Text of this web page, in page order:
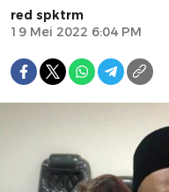
red spktrm
19 Mei 2022 6:04 PM